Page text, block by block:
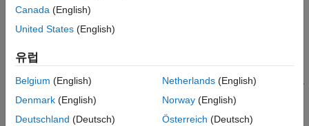
출력 인수
특성
참고 항목
[data,stop ] = getData(
data
헤더, 해당 파트의 데이터를 반환합니다. 이 메서드는 현재
대리자의 메서드(
메서드 포함)를 불러와서 이러한 정보를
가져온 다음 현재 대리자가
stop=true를 반환하여 데이터의 끝을
나타내면 다음 대리자로 이동합니다.
Canada (English)
United States (English)
유럽
Belgium (English)
Denmark (English)
Deutschland (Deutsch)
Netherlands(English)
Norway(English)
Österreich (Deutsch)